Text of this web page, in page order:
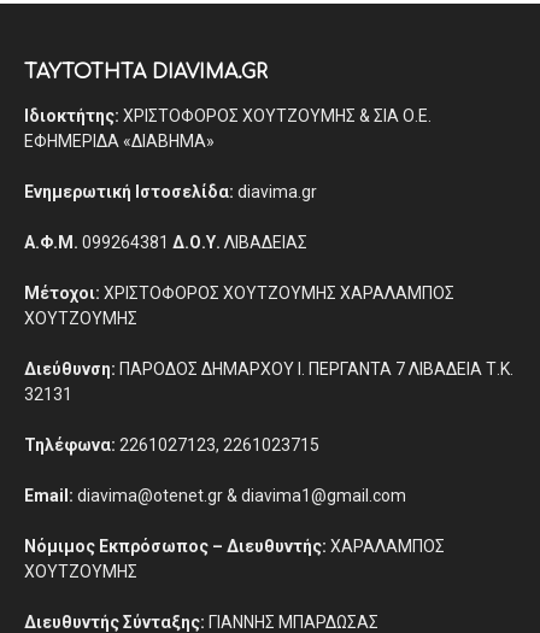
ΤΑΥΤΟΤΗΤΑ DIAVIMA.GR
Ιδιοκτήτης: ΧΡΙΣΤΟΦΟΡΟΣ ΧΟΥΤΖΟΥΜΗΣ & ΣΙΑ Ο.Ε.
ΕΦΗΜΕΡΙΔΑ «ΔΙΑΒΗΜΑ»
Ενημερωτική Ιστοσελίδα: diavima.gr
Α.Φ.Μ. 099264381 Δ.Ο.Υ. ΛΙΒΑΔΕΙΑΣ
Μέτοχοι: ΧΡΙΣΤΟΦΟΡΟΣ ΧΟΥΤΖΟΥΜΗΣ ΧΑΡΑΛΑΜΠΟΣ
ΧΟΥΤΖΟΥΜΗΣ
Διεύθυνση: ΠΑΡΟΔΟΣ ΔΗΜΑΡΧΟΥ Ι. ΠΕΡΓΑΝΤΑ 7 ΛΙΒΑΔΕΙΑ Τ.Κ.
32131
Τηλέφωνα: 2261027123, 2261023715
Email: diavima@otenet.gr & diavima1@gmail.com
Νόμιμος Εκπρόσωπος – Διευθυντής: ΧΑΡΑΛΑΜΠΟΣ
ΧΟΥΤΖΟΥΜΗΣ
Διευθυντής Σύνταξης: ΓΙΑΝΝΗΣ ΜΠΑΡΔΩΣΑΣ